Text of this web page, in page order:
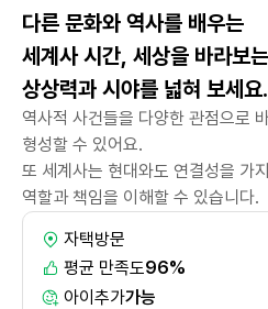
다른 문화와 역사를 배우는
세계사 시간, 세상을 바라보
상상력과 시야를 넓혀 보세요.
역사적 사건들을 다양한 관점으로
형성할 수 있어요.
또 세계사는 현대와도 연결성을 가
역할과 책임을 이해할 수 있습니다.
자택방문
평균 만족도96%
아이추가가능